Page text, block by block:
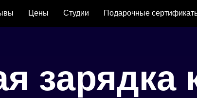
Цены Студии Подарочные